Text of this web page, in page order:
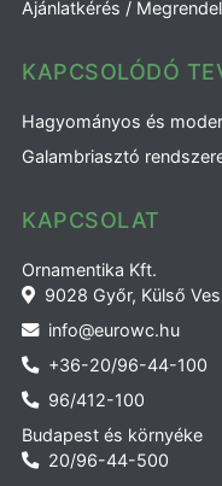
Ajánlatkérés /
KAPCSOLÓDÓ
Hagyományos és
Galambriasztó
KAPCSOLAT
Ornamentika Kft.
9028 Győr, Külső
info@eurowc.hu
+36-20/96-44-100
96/412-100
Budapest és környéke
20/96-44-500